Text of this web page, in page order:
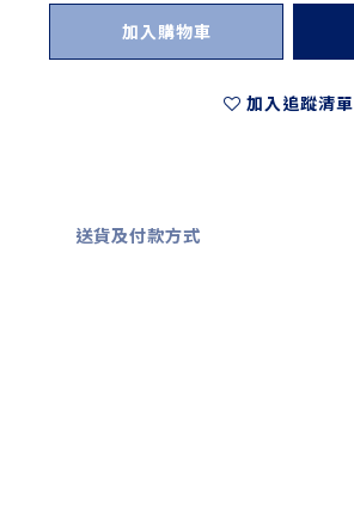
加入購物車
加入追蹤清單
送貨及付款方式